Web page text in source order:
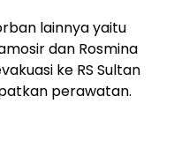
lainnya yaitu
dan Rosmina
ke RS Sultan
perawatan.